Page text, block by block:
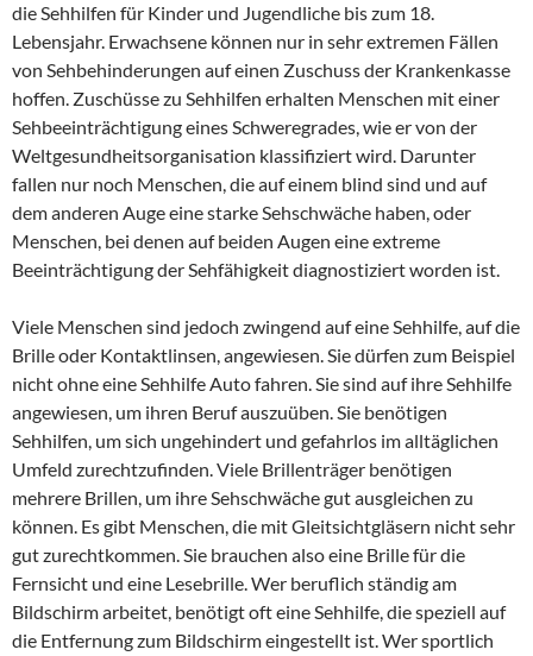
die Sehhilfen für Kinder und Jugendliche bis zum 18.
Lebensjahr. Erwachsene können nur in sehr extremen Fällen
von Sehbehinderungen auf einen Zuschuss der Krankenkasse
hoffen. Zuschüsse zu Sehhilfen erhalten Menschen mit einer
Sehbeeinträchtigung eines Schweregrades, wie er von der
Weltgesundheitsorganisation klassifiziert wird. Darunter
fallen nur noch Menschen, die auf einem blind sind und auf
dem anderen Auge eine starke Sehschwäche haben, oder
Menschen, bei denen auf beiden Augen eine extreme
Beeinträchtigung der Sehfähigkeit diagnostiziert worden ist.
Viele Menschen sind jedoch zwingend auf eine Sehhilfe, auf die
Brille oder Kontaktlinsen, angewiesen. Sie dürfen zum Beispiel
nicht ohne eine Sehhilfe Auto fahren. Sie sind auf ihre Sehhilfe
angewiesen, um ihren Beruf auszuüben. Sie benötigen
Sehhilfen, um sich ungehindert und gefahrlos im alltäglichen
Umfeld zurechtzufinden. Viele Brillenträger benötigen
mehrere Brillen, um ihre Sehschwäche gut ausgleichen zu
können. Es gibt Menschen, die mit Gleitsichtgläsern nicht sehr
gut zurechtkommen. Sie brauchen also eine Brille für die
Fernsicht und eine Lesebrille. Wer beruflich ständig am
Bildschirm arbeitet, benötigt oft eine Sehhilfe, die speziell auf
die Entfernung zum Bildschirm eingestellt ist. Wer sportlich